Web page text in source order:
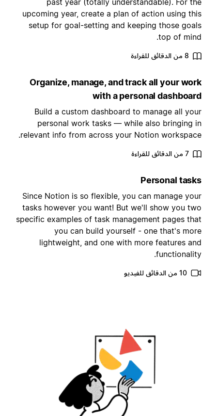
past year (totally understandable). For
upcoming year, create a plan of action using
setup for goal-setting and keeping those
top of
8 من الدقائق للقراءة
Organize, manage, and track all your
with a personal
Build a custom dashboard to manage all
personal work tasks — while also bringing
relevant info from across your Notion
Personal
Since Notion is so flexible, you can manage
tasks however you want! But we'll show you
specific examples of task management pages
you can build yourself - one that's
lightweight, and one with more features
10 من الدقائق للفيديو